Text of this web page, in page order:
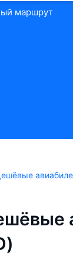
маршрут